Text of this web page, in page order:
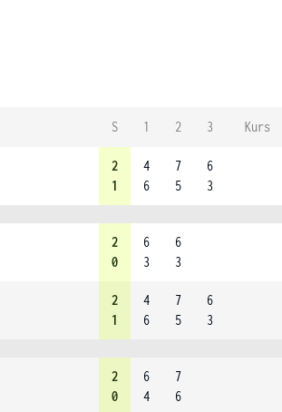
S 1 2 3 Kurs
2
1
4
6
7
5
6
3
2
0
6
3
6
3
2
1
4
6
7
5
6
3
2
0
6
4
7
6